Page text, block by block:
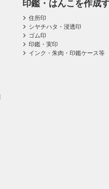
印鑑・はんこを作成
住所印
シヤチハタ・浸透印
ゴム印
印鑑・実印
インク・朱肉・印鑑ケース等